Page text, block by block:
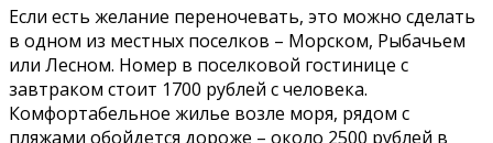
Если есть желание переночевать, это можно сделать
в одном из местных поселков – Морском, Рыбачьем
или Лесном. Номер в поселковой гостинице с
завтраком стоит 1700 рублей с человека.
Комфортабельное жилье возле моря, рядом с
пляжами обойдется дороже – около 2500 рублей в